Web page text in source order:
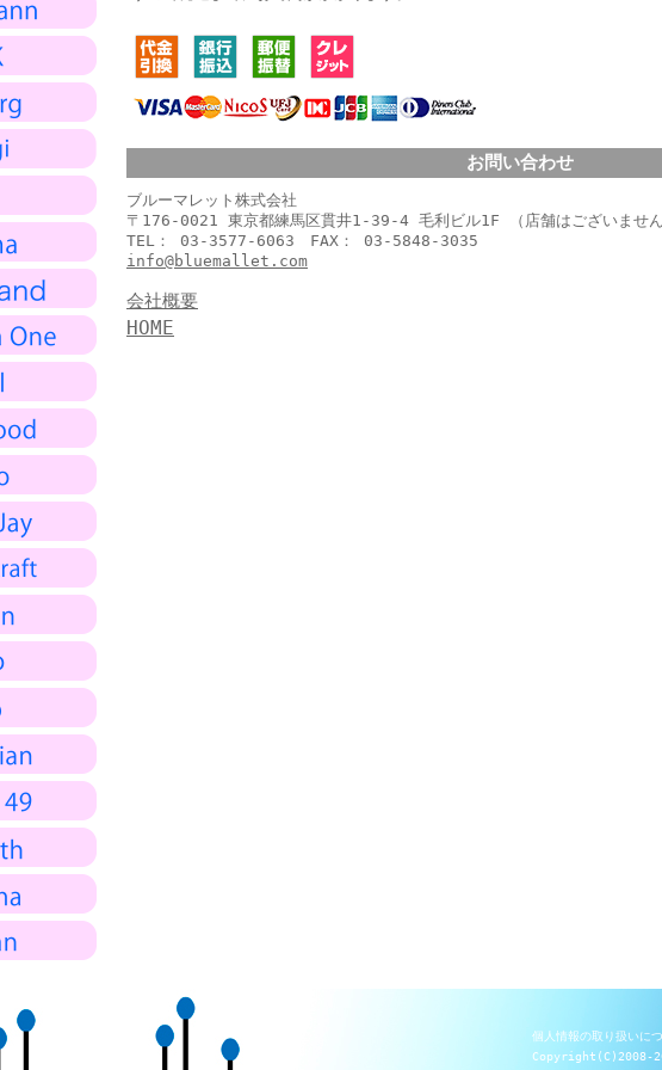
お問い合わせ
ブルーマレット株式会社
〒176-0021 東京都練馬区貫井1-39-4 毛利ビル1F （店舗はございませ
TEL： 03-3577-6063 FAX： 03-5848-3035
info@bluemallet.com
会社概要
HOME
個人情報の取り扱いに